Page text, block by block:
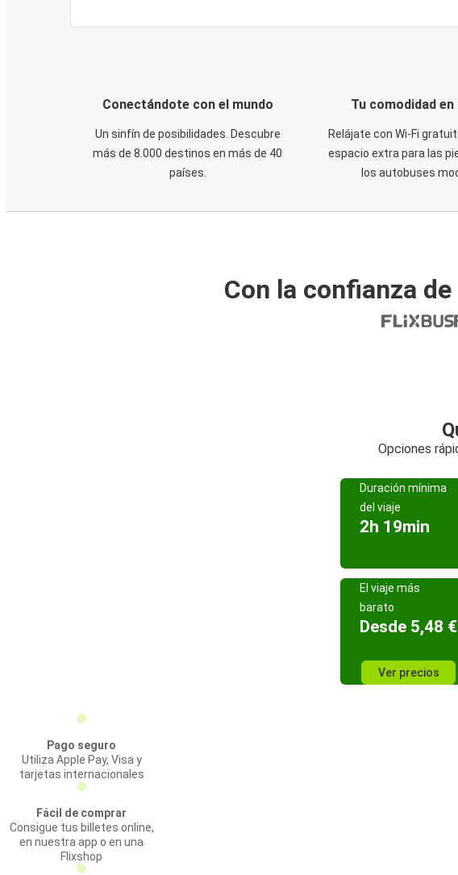
Conectándote con el mundo
Un sinfín de posibilidades. Descubre
más de 8.000 destinos en más de 40
países.
Tu comodidad
Relájate con Wi-Fi
espacio extra para las
los autobuses
Con la confianza
Opciones
Duración mínima
del viaje
2h 19min
El viaje más
barato
Desde 5,48 €
Ver precios
Pago seguro
Utiliza Apple Pay, Visa y
tarjetas internacionales
Fácil de comprar
Consigue tus billetes online,
en nuestra app o en una
Flixshop